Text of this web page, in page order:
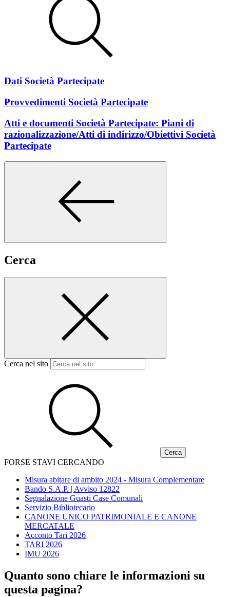
Dati Società Partecipate
Provvedimenti Società Partecipate
Atti e documenti Società Partecipate: Piani di
razionalizzazione/Atti di indirizzo/Obiettivi Società
Partecipate
Cerca
Cerca nel sito
FORSE STAVI CERCANDO
Misura abitare di ambito 2024 - Misura Complementare
Bando S.A.P. | Avviso 12822
Segnalazione Guasti Case Comunali
Servizio Bibliotecario
CANONE UNICO PATRIMONIALE E CANONE
MERCATALE
Acconto Tari 2026
TARI 2026
IMU 2026
Quanto sono chiare le informazioni su
questa pagina?